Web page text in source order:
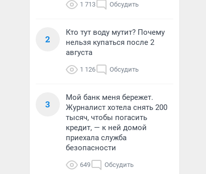
1 713 Обсудить
2
Кто тут воду мутит? Почему
нельзя купаться после 2
августа
1 126 Обсудить
3
Мой банк меня бережет.
Журналист хотела снять 200
тысяч, чтобы погасить
кредит, — к ней домой
приехала служба
безопасности
649 Обсудить